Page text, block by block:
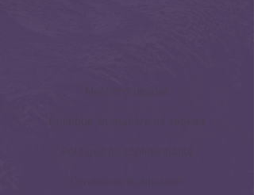
Mentions légales
Politique en matière de cookies